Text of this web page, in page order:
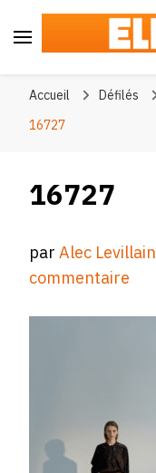
Accueil Défilés
16727
16727
parAlec Levillain
commentaire